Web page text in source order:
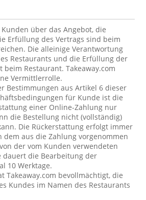
über das Angebot, die
Erfüllung des Vertrags sind beim
Die alleinige Verantwortung
Restaurants und die Erfüllung der
beim Restaurant. Takeaway.com
Vermittlerrolle.
Bestimmungen aus Artikel 6 dieser
für Kunde ist die
einer Online-Zahlung nur
die Bestellung nicht (vollständig)
Die Rückerstattung erfolgt immer
dem aus die Zahlung vorgenommen
der vom Kunden verwendeten
dauert die Bearbeitung der
10 Werktage.
Takeaway.com bevollmächtigt, die
Kundes im Namen des Restaurants